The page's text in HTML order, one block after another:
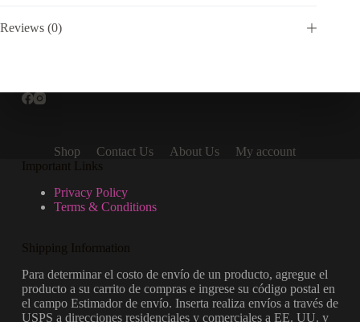
Reviews (0)
Shop Contact Us About Us
My account
Important Links
Privacy Policy
Terms & Conditions
Shipping Information
Para determinar el costo de envío de un producto, agregue el
producto a su carrito de compras e ingrese su código postal en
el campo Estimador de envío. Inserta realiza envíos a través de
USPS a direcciones residenciales y comerciales a EE. UU. y